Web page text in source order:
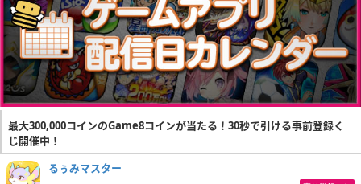
最大300,000コインのGame8コインが当たる！30秒で引ける事前登録く
じ開催中！
るぅみマスター